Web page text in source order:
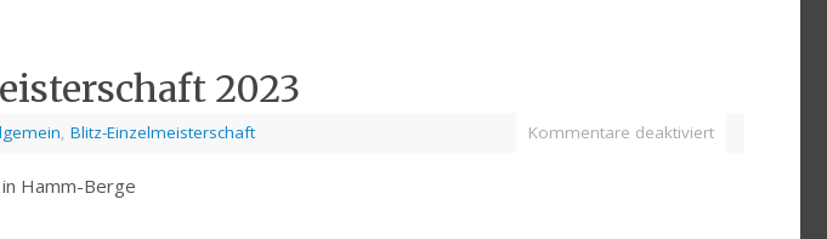
2023
, Blitz-Einzelmeisterschaft Kommentare deaktiviert
Hamm-Berge